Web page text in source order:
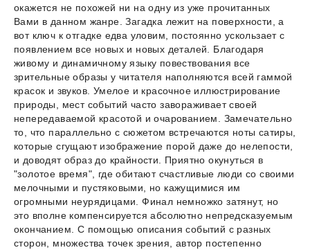
окажется не похожей ни на одну из уже прочитанных
Вами в данном жанре. Загадка лежит на поверхности, а
вот ключ к отгадке едва уловим, постоянно ускользает с
появлением все новых и новых деталей. Благодаря
живому и динамичному языку повествования все
зрительные образы у читателя наполняются всей гаммой
красок и звуков. Умелое и красочное иллюстрирование
природы, мест событий часто завораживает своей
непередаваемой красотой и очарованием. Замечательно
то, что параллельно с сюжетом встречаются ноты сатиры,
которые сгущают изображение порой даже до нелепости,
и доводят образ до крайности. Приятно окунуться в
"золотое время", где обитают счастливые люди со своими
мелочными и пустяковыми, но кажущимися им
огромными неурядицами. Финал немножко затянут, но
это вполне компенсируется абсолютно непредсказуемым
окончанием. С помощью описания событий с разных
сторон, множества точек зрения, автор постепенно